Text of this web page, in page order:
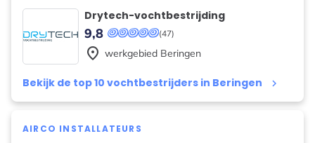
Drytech-vochtbestrijding
(47)
9,8
Bekijk de top 10 vochtbestrijders in Beringen keyboard_arrow_right
place werkgebied Beringen
AIRCO INSTALLATEURS